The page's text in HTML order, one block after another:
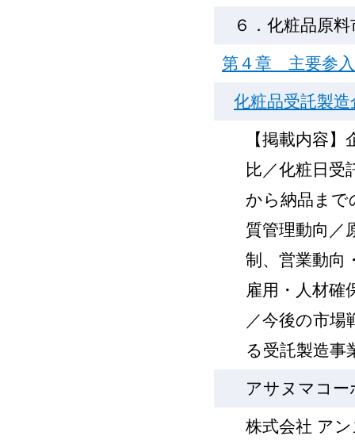
６．化粧品原
第４章 主要参
化粧品受託製
【掲載内容
比／化粧日受
から納品まで
質管理動向／
制、営業動向
雇用・人材確
／今後の市場
る受託製造事
アサヌマコ
株式会社 ア